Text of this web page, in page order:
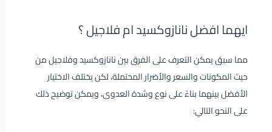
ايهما افضل نانازوكسيد ام فلاجيل ؟
مما سبق يمكن التعرف على الفرق بين نانازوكسيد وفلاجيل من
حيث المكونات والسعر والأضرار المحتملة، لكن يختلف الاختيار
الأفضل بينهما بناءً على نوع وشدة العدوى، ويمكن توضيح ذلك
على النحو التالي: